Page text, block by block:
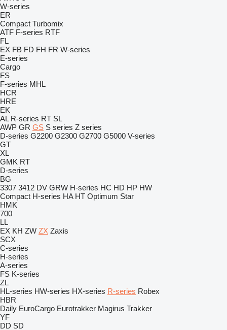
W-series
ER
Compact Turbomix
ATF F-series RTF
FL
EX FB FD FH FR W-series
E-series
Cargo
FS
F-series MHL
HCR
HRE
EK
AL R-series RT SL
AWP GR GS S series Z series
D-series G2200 G2300 G2700 G5000 V-series
GT
XL
GMK RT
D-series
BG
3307 3412 DV GRW H-series HC HD HP HW
Compact H-series HA HT Optimum Star
HMK
700
LL
EX KH ZW ZX Zaxis
SCX
C-series
H-series
A-series
FS K-series
ZL
HL-series HW-series HX-series R-series Robex
HBR
Daily EuroCargo Eurotrakker Magirus Trakker
YF
DD SD